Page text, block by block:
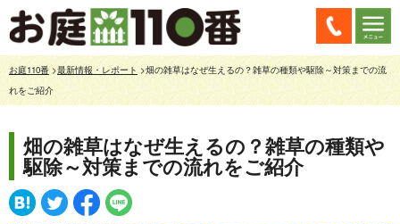
お庭110番>最新情報・レポート >畑の雑草はなぜ生えるの？雑草の種類や駆除～対策までの流
れをご紹介
畑の雑草はなぜ生えるの？雑草の種類や
駆除～対策までの流れをご紹介